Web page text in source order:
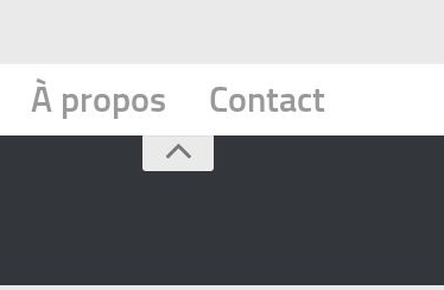
À propos Contact